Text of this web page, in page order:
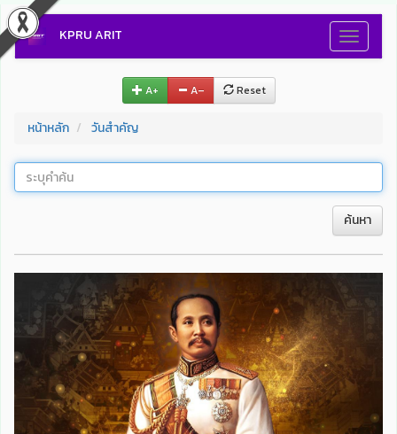
Toggle
KPRU ARIT
A+ A– Reset
หน้าหลัก วันสำคัญ
ค้นหา